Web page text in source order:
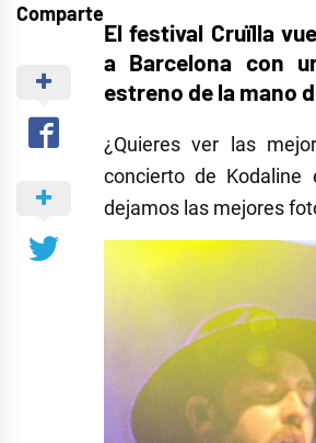
Comparte
El festival Cruïlla
a Barcelona con
estreno de la mano
¿Quieres ver las
concierto de Kodaline
dejamos las mejores